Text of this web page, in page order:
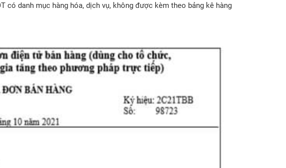
danh mục hàng hóa, dịch vụ, không được kèm theo bảng kê hàng